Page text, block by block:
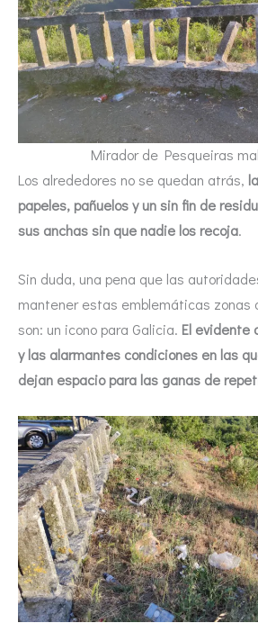
Mirador de Pesqueiras
Los alrededores no se quedan atrás,
papeles, pañuelos y un sin fin de
sus anchas sin que nadie los recoja.
Sin duda, una pena que las
mantener estas emblemáticas zonas
son: un icono para Galicia. El evidente
y las alarmantes condiciones en las
dejan espacio para las ganas de